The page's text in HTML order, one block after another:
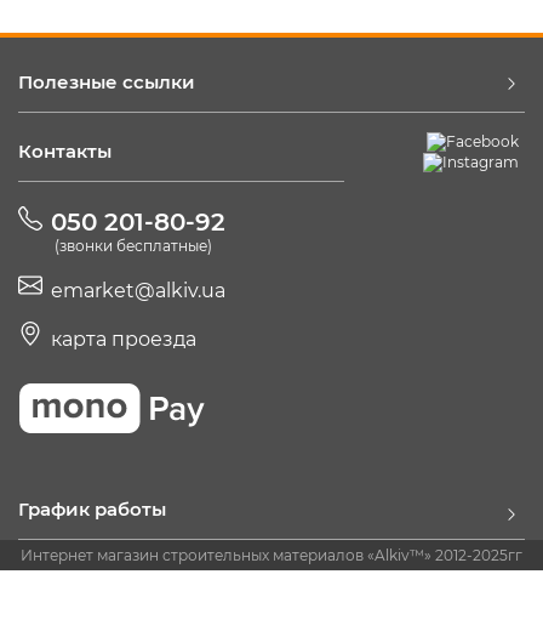
Полезные ссылки
Контакты
050 201-80-92
(звонки бесплатные)
emarket@alkiv.ua
карта проезда
График работы
Интернет магазин строительных материалов «Alkiv™» 2012-2025гг